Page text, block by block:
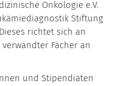
Onkologie e.V.
Stiftung
richtet sich an
Fächer an
und Stipendiaten